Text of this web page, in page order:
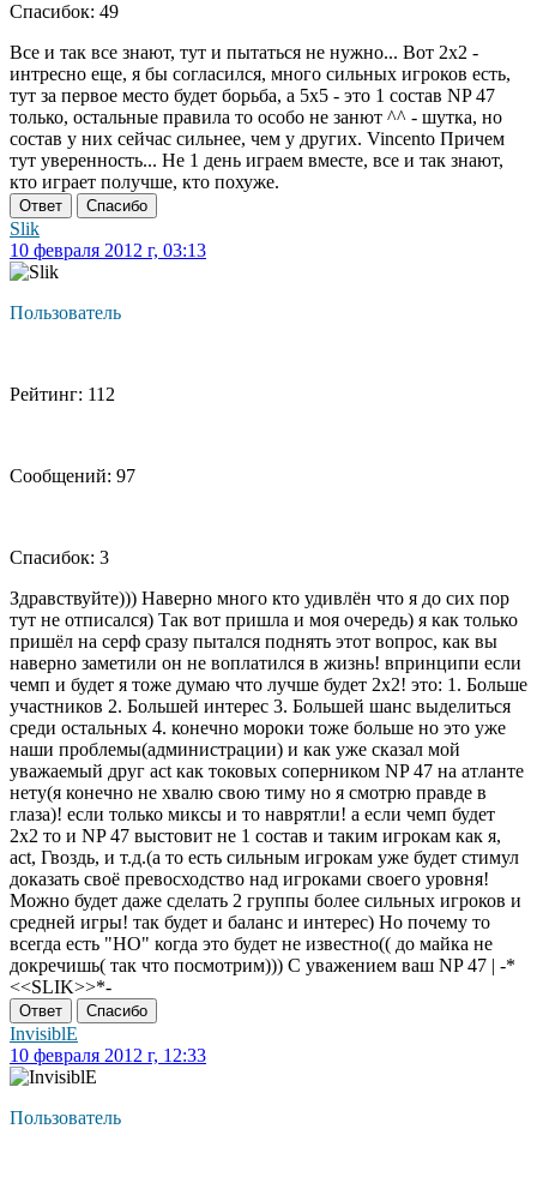
Спасибок: 49
Все и так все знают, тут и пытаться не нужно... Вот 2х2 -
интресно еще, я бы согласился, много сильных игроков есть,
тут за первое место будет борьба, а 5х5 - это 1 состав NP 47
только, остальные правила то особо не занют ^^ - шутка, но
состав у них сейчас сильнее, чем у других. Vincento Причем
тут уверенность... Не 1 день играем вместе, все и так знают,
кто играет получше, кто похуже.
Ответ Спасибо
Slik
10 февраля 2012 г, 03:13
Пользователь
Рейтинг: 112
Сообщений: 97
Спасибок: 3
Здравствуйте))) Наверно много кто удивлён что я до сих пор
тут не отписался) Так вот пришла и моя очередь) я как только
пришёл на серф сразу пытался поднять этот вопрос, как вы
наверно заметили он не воплатился в жизнь! впринципи если
чемп и будет я тоже думаю что лучше будет 2х2! это: 1. Больше
участников 2. Большей интерес 3. Большей шанс выделиться
среди остальных 4. конечно мороки тоже больше но это уже
наши проблемы(администрации) и как уже сказал мой
уважаемый друг act как токовых соперником NP 47 на атланте
нету(я конечно не хвалю свою тиму но я смотрю правде в
глаза)! если только миксы и то наврятли! а если чемп будет
2х2 то и NP 47 выстовит не 1 состав и таким игрокам как я,
act, Гвоздь, и т.д.(а то есть сильным игрокам уже будет стимул
доказать своё превосходство над игроками своего уровня!
Можно будет даже сделать 2 группы более сильных игроков и
средней игры! так будет и баланс и интерес) Но почему то
всегда есть "НО" когда это будет не известно(( до майка не
докречишь( так что посмотрим))) С уважением ваш NP 47 | -*
<<SLIK>>*-
Ответ Спасибо
InvisiblE
10 февраля 2012 г, 12:33
Пользователь